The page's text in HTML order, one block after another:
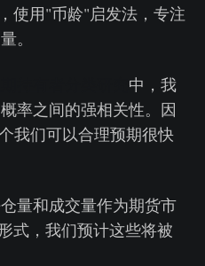
使用"币龄"启发法，专注
。
中，我
率之间的强相关性。因
我们可以合理预期很快
量和成交量作为期货市
式，我们预计这些将被